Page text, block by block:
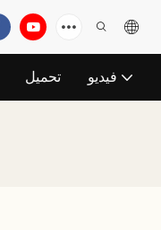
تحميل فيديو